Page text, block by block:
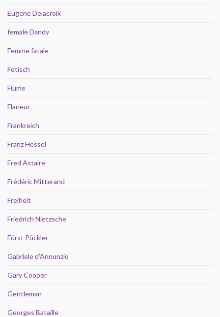
Eugene Delacroix
female Dandy
Femme fatale
Fetisch
Fiume
Flaneur
Frankreich
Franz Hessel
Fred Astaire
Frédéric Mitterand
Freiheit
Friedrich Nietzsche
Fürst Pückler
Gabriele d’Annunzio
Gary Cooper
Gentleman
Georges Bataille